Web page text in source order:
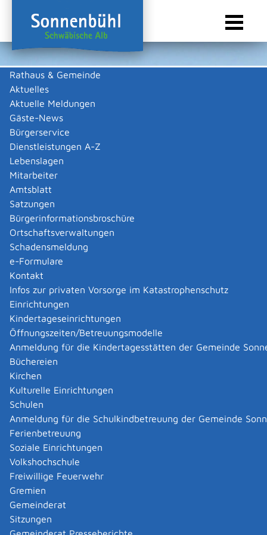
Rathaus & Gemeinde
Aktuelles
Aktuelle Meldungen
Gäste-News
Bürgerservice
Dienstleistungen A-Z
Lebenslagen
Mitarbeiter
Amtsblatt
Satzungen
Bürgerinformationsbroschüre
Ortschaftsverwaltungen
Schadensmeldung
e-Formulare
Kontakt
Infos zur privaten Vorsorge im Katastrophenschutz
Einrichtungen
Kindertageseinrichtungen
Öffnungszeiten/Betreuungsmodelle
Anmeldung für die Kindertagesstätten der Gemeinde
Büchereien
Kirchen
Kulturelle Einrichtungen
Schulen
Anmeldung für die Schulkindbetreuung der Gemeinde
Ferienbetreuung
Soziale Einrichtungen
Volkshochschule
Freiwillige Feuerwehr
Gremien
Gemeinderat
Sitzungen
Sie sind hier:
Gewerbeliste
ULMER Kunststoffteile GmbH &
Co. KG
Beschreibung
Wir verstehen uns als kompetenten Lösungspartner bei der
Entwicklung und Herstellung von qualitativ und technisch
hochwertigen Kunststoffprodukten in Vakuum-Tiefziehtechnik
und Warmumformung.
Durch unsere langjährige Erfahrung im Bereich der
Kunststoffverarbeitung können wir bereits während der
Produktentwicklung dazu beitragen die Herstellkosten der
Kunststoffteile positiv zu beeinflussen.
Vertrauen Sie auf unsere Erfahrung und unser Know-how. Wir
beraten Sie gerne, wenn es darum geht, gemeinsam mit Ihnen,
Möglichkeiten zu finden Ihre Produkte durch Thermoformen und
Warmkanten zu realisieren.
Zurück
||